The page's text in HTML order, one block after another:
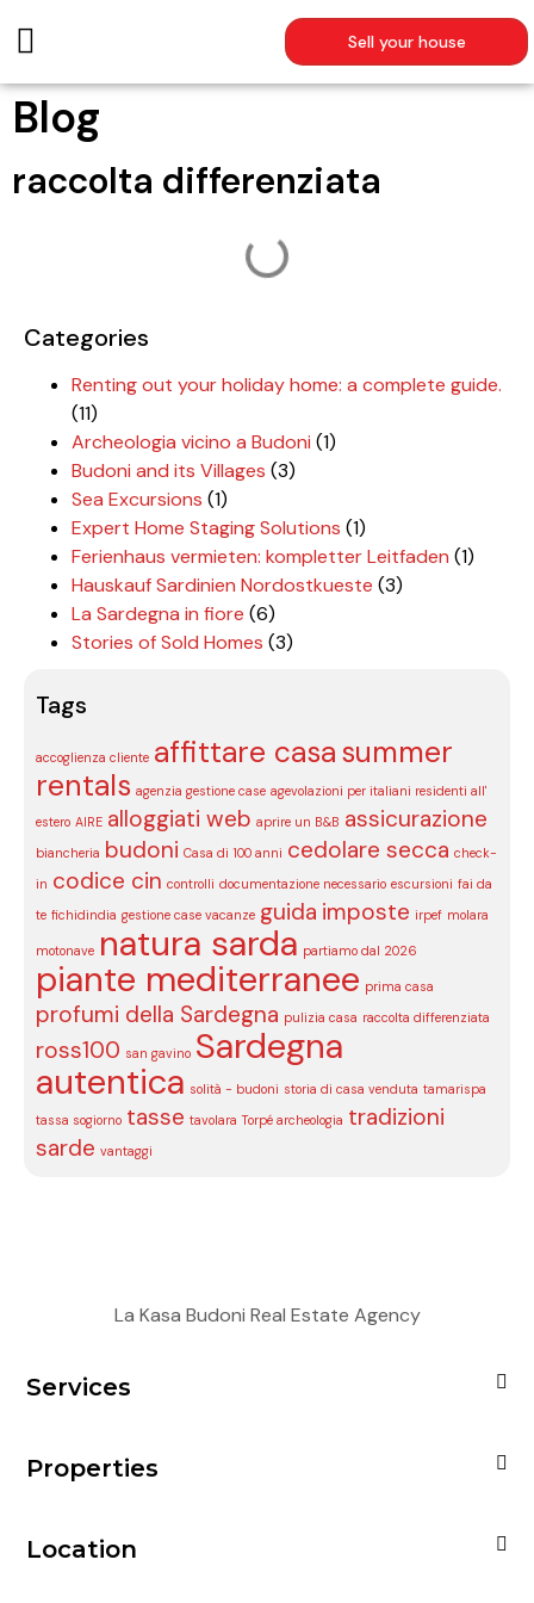
Sell your house
Blog
raccolta differenziata
Categories
Renting out your holiday home: a complete guide.
(11)
Archeologia vicino a Budoni (1)
Budoni and its Villages (3)
Sea Excursions (1)
Expert Home Staging Solutions (1)
Ferienhaus vermieten: kompletter Leitfaden (1)
Hauskauf Sardinien Nordostkueste (3)
La Sardegna in fiore (6)
Stories of Sold Homes (3)
Tags
accoglienza cliente affittare casasummer
rentals agenzia gestione case agevolazioni per italiani residenti all'
estero AIRE alloggiati web aprire un B&B assicurazione
biancheria budoni Casa di 100 anni cedolare secca check-
in codice cin controlli documentazione necessario escursioni fai da
te fichidindia gestione case vacanze guida imposte irpef molara
motonave natura sarda partiamo dal 2026
piante mediterranee prima casa
profumi della Sardegna pulizia casa raccolta differenziata
ross100 san gavino Sardegna
autentica solità - budoni storia di casa venduta tamarispa
tassa sogiorno tasse tavolara Torpé archeologia tradizioni
sarde vantaggi
La Kasa Budoni Real Estate Agency
Services
Properties
Location